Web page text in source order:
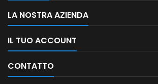
LA NOSTRA AZIENDA
IL TUO ACCOUNT
CONTATTO